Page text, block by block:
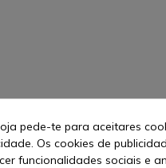
pede-te para aceitares
Os cookies de
funcionalidades sociais e